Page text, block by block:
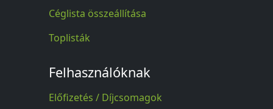
Céglista összeállítása
Toplisták
Felhasználóknak
Előfizetés / Díjcsomagok